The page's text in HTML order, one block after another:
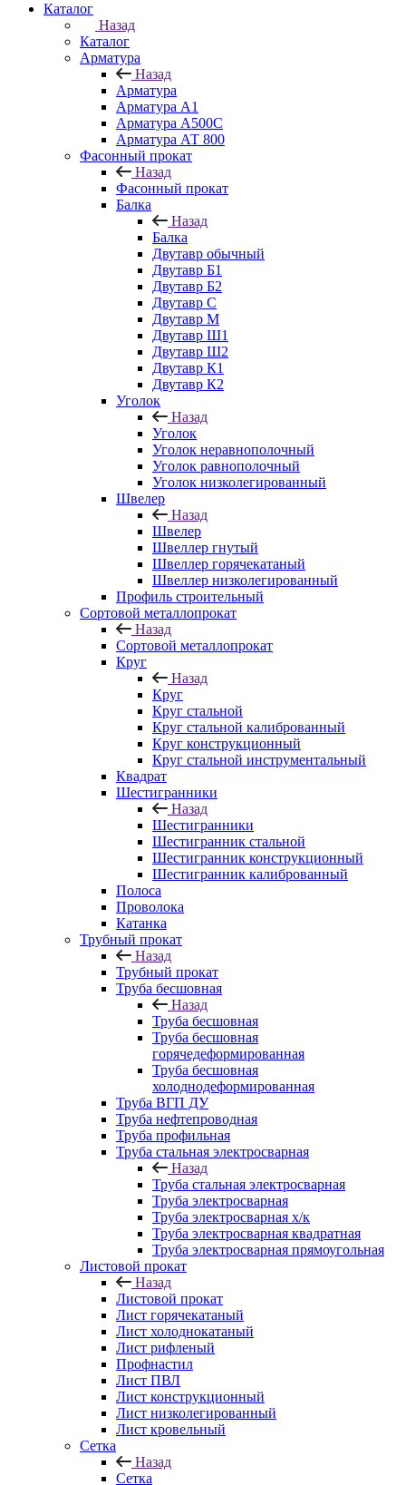
Каталог
Назад
Каталог
Арматура
Назад
Арматура
Арматура А1
Арматура А500С
Арматура АТ 800
Фасонный прокат
Назад
Фасонный прокат
Балка
Назад
Балка
Двутавр обычный
Двутавр Б1
Двутавр Б2
Двутавр С
Двутавр М
Двутавр Ш1
Двутавр Ш2
Двутавр К1
Двутавр К2
Уголок
Назад
Уголок
Уголок неравнополочный
Уголок равнополочный
Уголок низколегированный
Швелер
Назад
Швелер
Швеллер гнутый
Швеллер горячекатаный
Швеллер низколегированный
Профиль строительный
Сортовой металлопрокат
Назад
Сортовой металлопрокат
Круг
Назад
Круг
Круг стальной
Круг стальной калиброванный
Круг конструкционный
Круг стальной инструментальный
Квадрат
Шестигранники
Назад
Шестигранники
Шестигранник стальной
Шестигранник конструкционный
Шестигранник калиброванный
Полоса
Проволока
Катанка
Трубный прокат
Назад
Трубный прокат
Труба бесшовная
Назад
Труба бесшовная
Труба бесшовная
горячедеформированная
Труба бесшовная
холоднодеформированная
Труба ВГП ДУ
Труба нефтепроводная
Труба профильная
Труба стальная электросварная
Назад
Труба стальная электросварная
Труба электросварная
Труба электросварная х/к
Труба электросварная квадратная
Труба электросварная прямоугольная
Листовой прокат
Назад
Листовой прокат
Лист горячекатаный
Лист холоднокатаный
Лист рифленый
Профнастил
Лист ПВЛ
Лист конструкционный
Лист низколегированный
Лист кровельный
Сетка
Назад
Сетка